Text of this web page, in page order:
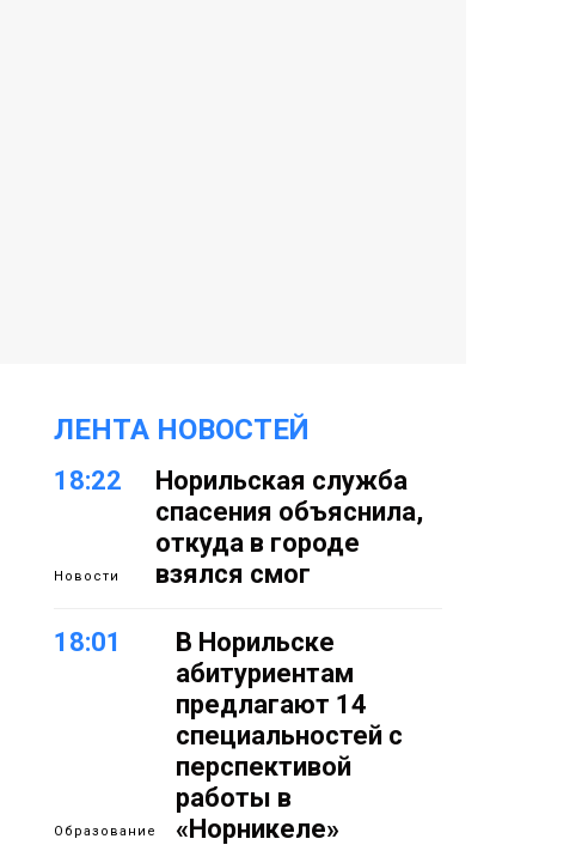
ЛЕНТА НОВОСТЕЙ
18:22
Новости
Норильская служба
спасения объяснила,
откуда в городе
взялся смог
18:01
Образование
В Норильске
абитуриентам
предлагают 14
специальностей с
перспективой
работы в
«Норникеле»